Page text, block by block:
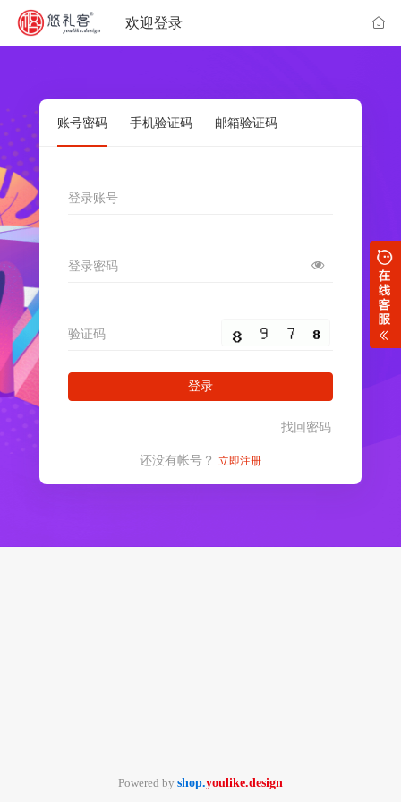
欢迎登录
账号密码 手机验证码 邮箱验证码
登录账号
登录密码
验证码
登录
找回密码
还没有帐号？ 立即注册
Powered by shop.youlike.design